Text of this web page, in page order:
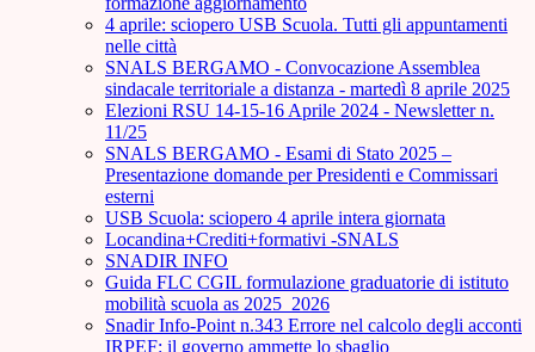
4 aprile: sciopero USB Scuola. Tutti gli appuntamenti
nelle città
SNALS BERGAMO - Convocazione Assemblea
sindacale territoriale a distanza - martedì 8 aprile 2025
Elezioni RSU 14-15-16 Aprile 2024 - Newsletter n.
11/25
SNALS BERGAMO - Esami di Stato 2025 –
Presentazione domande per Presidenti e Commissari
esterni
USB Scuola: sciopero 4 aprile intera giornata
Locandina+Crediti+formativi -SNALS
SNADIR INFO
Guida FLC CGIL formulazione graduatorie di istituto
mobilità scuola as 2025_2026
Snadir Info-Point n.343 Errore nel calcolo degli acconti
IRPEF: il governo ammette lo sbaglio